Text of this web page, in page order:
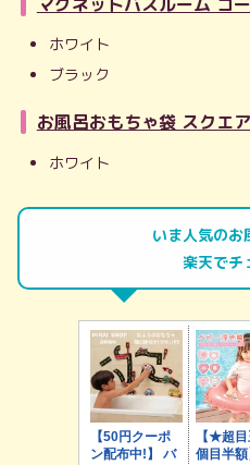
ホワイト
ブラック
お風呂おもちゃ袋 スクエア
ホワイト
いま人気のお
楽天でチ